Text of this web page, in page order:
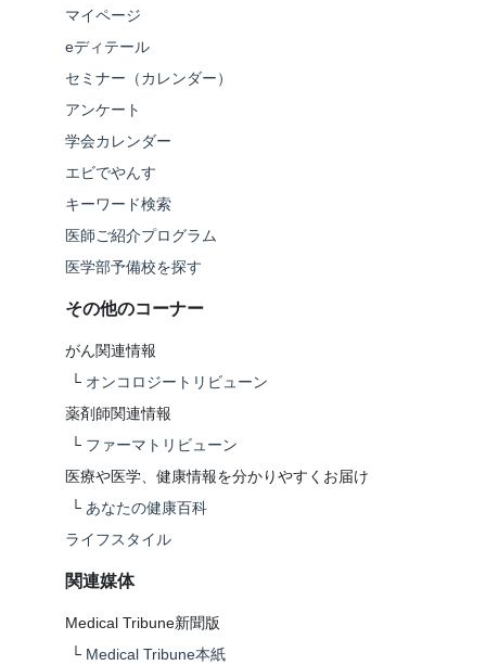
マイページ
eディテール
セミナー（カレンダー）
アンケート
学会カレンダー
エビでやんす
キーワード検索
医師ご紹介プログラム
医学部予備校を探す
その他のコーナー
がん関連情報
└ オンコロジートリビューン
薬剤師関連情報
└ ファーマトリビューン
医療や医学、健康情報を分かりやすくお届け
└ あなたの健康百科
ライフスタイル
関連媒体
Medical Tribune新聞版
└ Medical Tribune本紙